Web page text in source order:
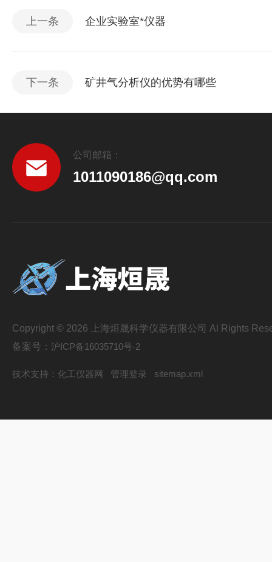
上一条 企业实验室*仪器
下一条 矿井气分析仪的优势有哪些
公司邮箱：
1011090186@qq.com
Copyright © 2026 上海烜晟科学仪器有限公司 Al Rights
备案号： 沪ICP备16035710号-2
技术支持： 化工仪器网 管理登录 sitemap.xml